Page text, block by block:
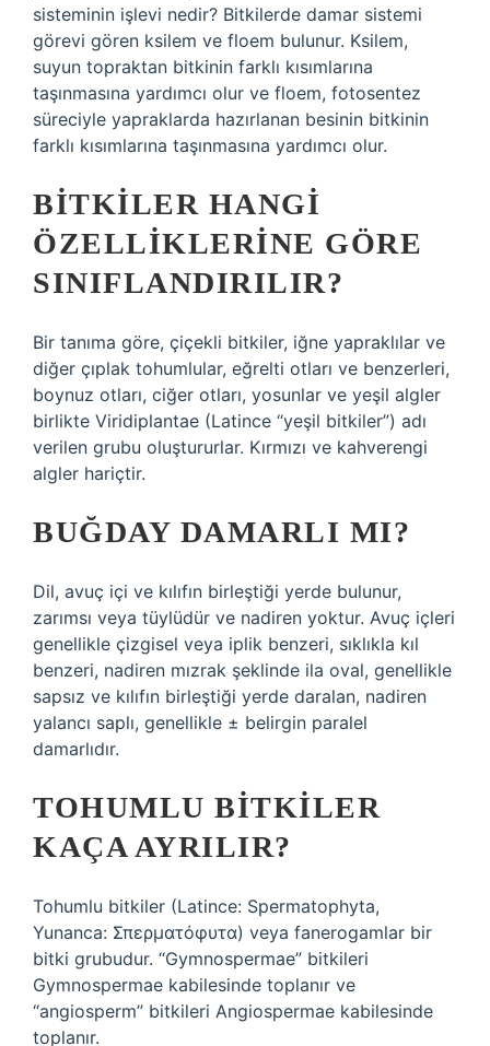
sisteminin işlevi nedir? Bitkilerde damar sistemi
görevi gören ksilem ve floem bulunur. Ksilem,
suyun topraktan bitkinin farklı kısımlarına
taşınmasına yardımcı olur ve floem, fotosentez
süreciyle yapraklarda hazırlanan besinin bitkinin
farklı kısımlarına taşınmasına yardımcı olur.
BITKILER HANGI
ÖZELLIKLERINE GÖRE
SINIFLANDIRILIR?
Bir tanıma göre, çiçekli bitkiler, iğne yapraklılar ve
diğer çıplak tohumlular, eğrelti otları ve benzerleri,
boynuz otları, ciğer otları, yosunlar ve yeşil algler
birlikte Viridiplantae (Latince “yeşil bitkiler”) adı
verilen grubu oluştururlar. Kırmızı ve kahverengi
algler hariçtir.
BUĞDAY DAMARLI MI?
Dil, avuç içi ve kılıfın birleştiği yerde bulunur,
zarımsı veya tüylüdür ve nadiren yoktur. Avuç içleri
genellikle çizgisel veya iplik benzeri, sıklıkla kıl
benzeri, nadiren mızrak şeklinde ila oval, genellikle
sapsız ve kılıfın birleştiği yerde daralan, nadiren
yalancı saplı, genellikle ± belirgin paralel
damarlıdır.
TOHUMLU BITKILER
KAÇA AYRILIR?
Tohumlu bitkiler (Latince: Spermatophyta,
Yunanca: Σπερματόφυτα) veya fanerogamlar bir
bitki grubudur. “Gymnospermae” bitkileri
Gymnospermae kabilesinde toplanır ve
“angiosperm” bitkileri Angiospermae kabilesinde
toplanır.